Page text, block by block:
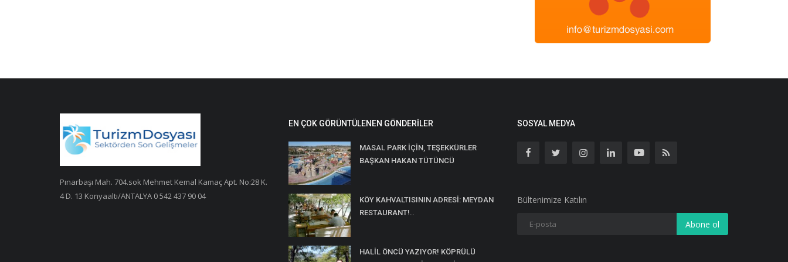
Pınarbaşı Mah. 704.sok Mehmet Kemal Kamaç Apt. No:28 K.
4 D. 13 Konyaaltı/ANTALYA 0 542 437 90 04
EN ÇOK GÖRÜNTÜLENEN GÖNDERILER
MASAL PARK İÇİN, TEŞEKKÜRLER
BAŞKAN HAKAN TÜTÜNCÜ
KÖY KAHVALTISININ ADRESİ: MEYDAN
RESTAURANT!..
HALİL ÖNCÜ YAZIYOR! KÖPRÜLÜ
SOSYAL MEDYA
Bültenimize Katılın
Abone ol